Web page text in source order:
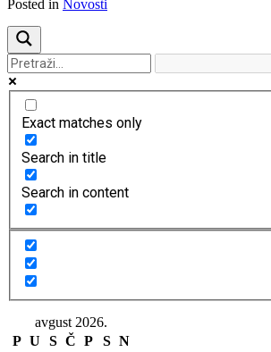
Posted in Novosti
Exact matches only
Search in title
Search in content
avgust 2026.
P U S Č P S N